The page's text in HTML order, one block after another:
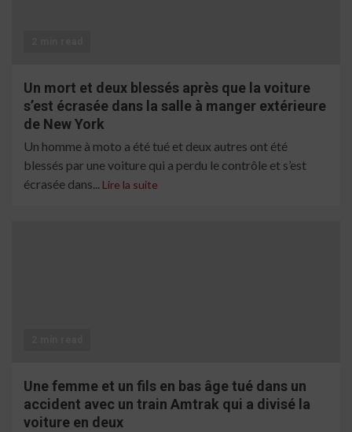
Un mort et deux blessés après que la voiture
s’est écrasée dans la salle à manger extérieure
de New York
Un homme à moto a été tué et deux autres ont été
blessés par une voiture qui a perdu le contrôle et s’est
écrasée dans... Lire la suite
Une femme et un fils en bas âge tué dans un
accident avec un train Amtrak qui a divisé la
voiture en deux